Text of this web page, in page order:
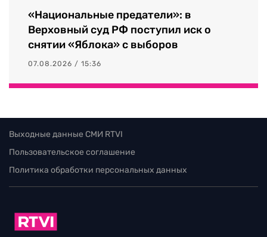
«Национальные предатели»: в
Верховный суд РФ поступил иск о
снятии «Яблока» с выборов
07.08.2026 / 15:36
Выходные данные СМИ RTVI
Пользовательское соглашение
Политика обработки персональных данных